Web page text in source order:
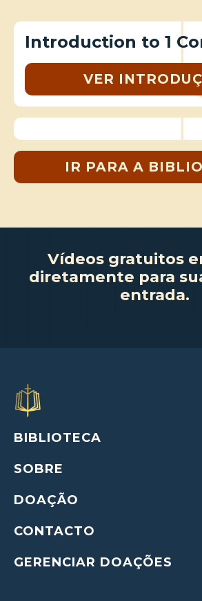
Introduction to 1
VER
IR PARA A
Vídeos gratuitos
diretamente para
entrada.
BIBLIOTECA
SOBRE
DOAÇÃO
CONTACTO
GERENCIAR DOAÇÕES